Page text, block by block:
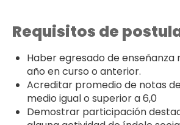
Requisitos de
Haber egresado de enseñanza
año en curso o anterior.
Acreditar promedio de notas de
medio igual o superior a 6,0
Demostrar participación